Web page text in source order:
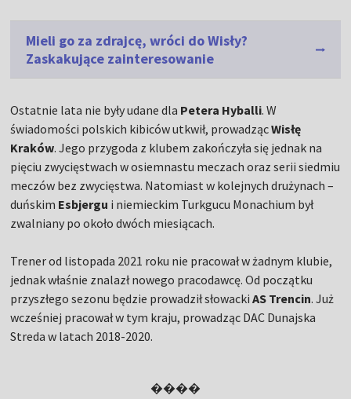
Mieli go za zdrajcę, wróci do Wisły?
Zaskakujące zainteresowanie
Ostatnie lata nie były udane dla Petera Hyballi. W
świadomości polskich kibiców utkwił, prowadzącWisłę
Kraków. Jego przygoda z klubem zakończyła się jednak na
pięciu zwycięstwach w osiemnastu meczach oraz serii siedmiu
meczów bez zwycięstwa. Natomiast w kolejnych drużynach –
duńskim Esbjergu i niemieckim Turkgucu Monachium był
zwalniany po około dwóch miesiącach.
Trener od listopada 2021 roku nie pracował w żadnym klubie,
jednak właśnie znalazł nowego pracodawcę. Od początku
przyszłego sezonu będzie prowadził słowackiAS Trencin. Już
wcześniej pracował w tym kraju, prowadząc DAC Dunajska
Streda w latach 2018-2020.
����